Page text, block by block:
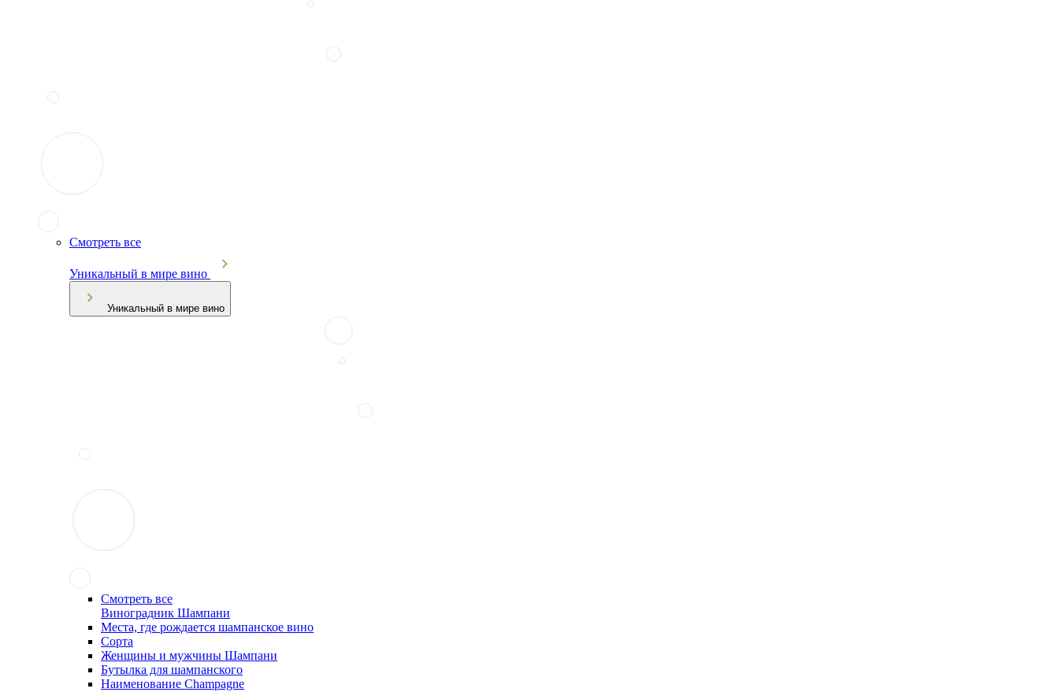
Смотреть все
Уникальный в мире вино
Уникальный в мире вино
Смотреть все
Виноградник Шампани
Места, где рождается шампанское вино
Сорта
Женщины и мужчины Шампани
Бутылка для шампанского
Наименование Champagne